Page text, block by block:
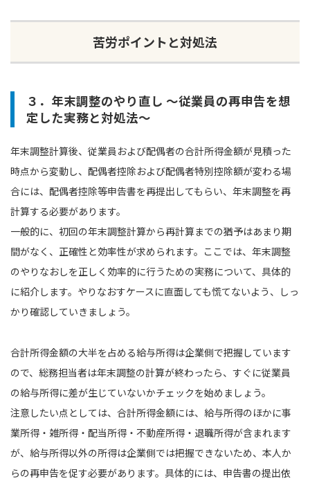
苦労ポイントと対処法
３．年末調整のやり直し ～従業員の再申告を想
定した実務と対処法～
年末調整計算後、従業員および配偶者の合計所得金額が見積った
時点から変動し、配偶者控除および配偶者特別控除額が変わる場
合には、配偶者控除等申告書を再提出してもらい、年末調整を再
計算する必要があります。
一般的に、初回の年末調整計算から再計算までの猶予はあまり期
間がなく、正確性と効率性が求められます。ここでは、年末調整
のやりなおしを正しく効率的に行うための実務について、具体的
に紹介します。やりなおすケースに直面しても慌てないよう、しっ
かり確認していきましょう。
合計所得金額の大半を占める給与所得は企業側で把握しています
ので、総務担当者は年末調整の計算が終わったら、すぐに従業員
の給与所得に差が生じていないかチェックを始めましょう。
注意したい点としては、合計所得金額には、給与所得のほかに事
業所得・雑所得・配当所得・不動産所得・退職所得が含まれます
が、給与所得以外の所得は企業側では把握できないため、本人か
らの再申告を促す必要があります。具体的には、申告書の提出依